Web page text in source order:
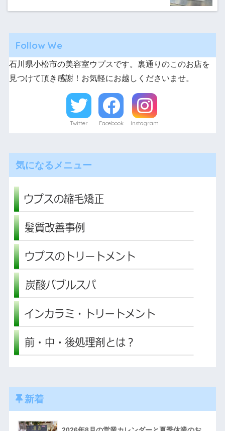
Follow We
石川県小松市の美容室ウプスです。裏通りのこのお店を
見つけて頂き感謝！お気軽にお越しくださいませ。
Twitter Facebook Instagram
気になるメニュー
新着